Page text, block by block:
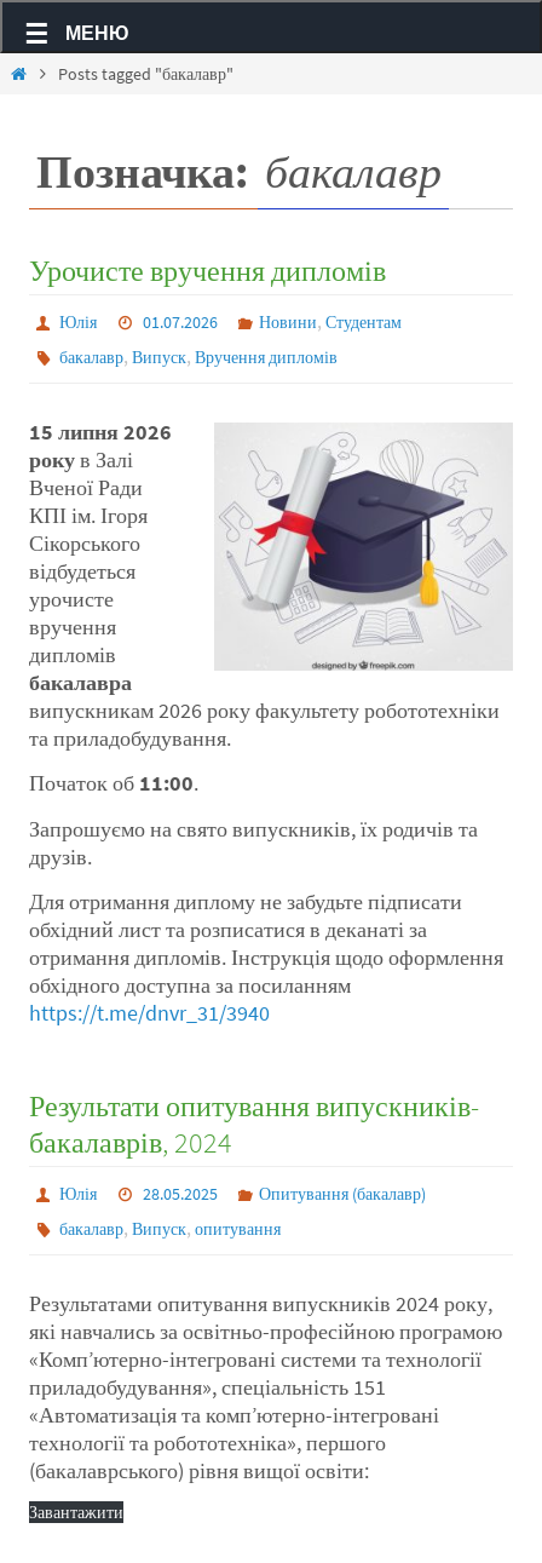
МЕНЮ
Posts tagged "бакалавр"
Позначка: бакалавр
Урочисте вручення дипломів
Юлія 01.07.2026 Новини, Студентам
бакалавр,Випуск,Вручення дипломів
15 липня 2026
рокув Залі
Вченої Ради
КПІ ім. Ігоря
Сікорського
відбудеться
урочисте
вручення
дипломів
бакалавра
випускникам 2026 року факультету робототехніки
та приладобудування.
Початок об 11:00.
Запрошуємо на свято випускників, їх родичів та
друзів.
Для отримання диплому не забудьте підписати
обхідний лист та розписатися в деканаті за
отримання дипломів. Інструкція щодо оформлення
обхідного доступна за посиланням
https://t.me/dnvr_31/3940
Результати опитування випускників-
бакалаврів, 2024
Юлія 28.05.2025
Опитування (бакалавр)
бакалавр,Випуск,опитування
Результатами опитування випускників 2024 року,
які навчались за освітньо-професійною програмою
«Комп’ютерно-інтегровані системи та технології
приладобудування», спеціальність 151
«Автоматизація та комп’ютерно-інтегровані
технології та робототехніка», першого
(бакалаврського) рівня вищої освіти:
Завантажити